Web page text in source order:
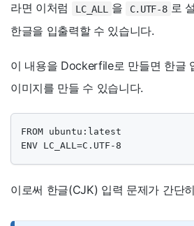
라면 이처럼
LC_ALL 을 C.UTF-8 로
한글을 입출력할 수 있습니다.
이 내용을 Dockerfile로 만들면 한글
이미지를 만들 수 있습니다.
FROM ubuntu:latest
ENV LC_ALL=C.UTF-8
이로써 한글(CJK) 입력 문제가 간단